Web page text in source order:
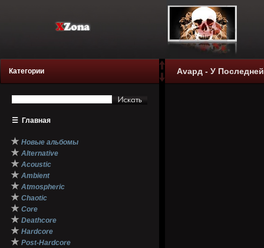
Категории
☰ Главная
★ Новые альбомы
★ Alternative
★ Acoustic
★ Ambient
★ Atmospheric
★ Chaotic
★ Core
★ Deathcore
★ Hardcore
★ Post-Hardcore
Аvард - У